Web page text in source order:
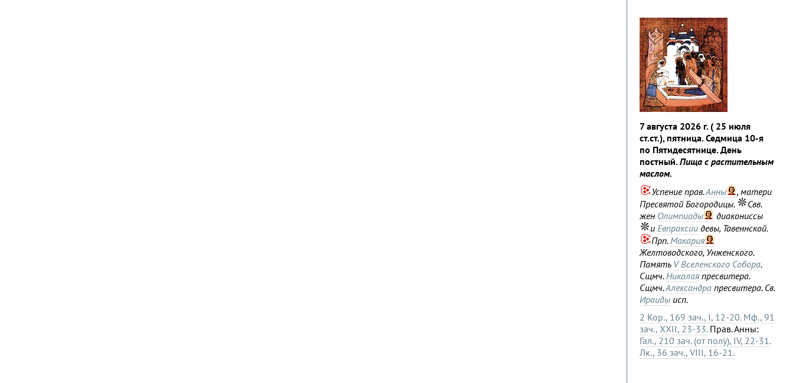
7 августа 2026 г. ( 25 июля
ст.ст.), пятница. Седмица 10-я
по Пятидесятнице. День
постный.Пища с растительным
маслом.
Успение прав.Анны
, матери
Пресвятой Богородицы.
Свв.
жен Олимпиады
диакониссы
и Евпраксии девы, Тавеннской.
Прп.Макария
Желтоводского, Унженского.
Память V Вселенского Собора.
Сщмч.Николая пресвитера.
Сщмч.Александра пресвитера. Св.
Ираиды исп.
2 Кор., 169 зач., I, 12-20. Мф., 91
зач., XXII, 23-33.Прав. Анны:
Гал., 210 зач. (от полу́), IV, 22-31.
Лк., 36 зач., VIII, 16-21.